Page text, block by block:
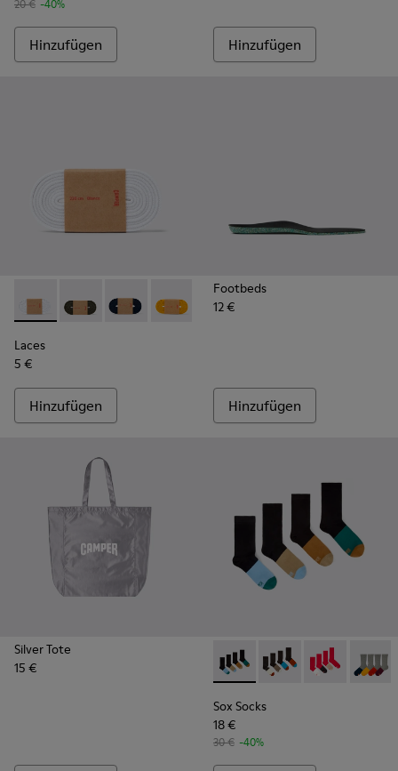
20 € -40%
Hinzufügen Hinzufügen
Laces - KL00002-002 - Weiße elastische Schnürsenkel
Laces - KL00002-006 - Dunkelgrüne elastische
Laces - KL00002-005 - Dunkelblaue
Laces - KL00002-004 - Gelbe
Laces - KL00002-003 - Rote
Laces
5 €
Hinzufügen
Footbeds
12 €
Hinzufügen
Silver Tote
15 €
Sox Socks - KA00003-021
Sox Socks -Sox Socks -
Sox
Sox Socks
18 €
30 € -40%